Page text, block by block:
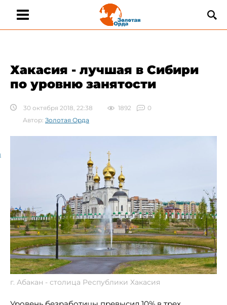
Хакасия - лучшая в Сибири
по уровню занятости
30 октября 2018, 22:38 1892
0
Автор: Золотая Орда
г. Абакан - столица Республики Хакасия